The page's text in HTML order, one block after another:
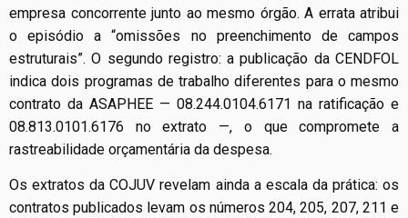
empresa concorrente junto ao mesmo órgão. A errata atribui
o episódio a “omissões no preenchimento de campos
estruturais”. O segundo registro: a publicação da CENDFOL
indica dois programas de trabalho diferentes para o mesmo
contrato da ASAPHEE — 08.244.0104.6171 na ratificação e
08.813.0101.6176 no extrato —, o que compromete a
rastreabilidade orçamentária da despesa.
Os extratos da COJUV revelam ainda a escala da prática: os
contratos publicados levam os números 204, 205, 207, 211 e